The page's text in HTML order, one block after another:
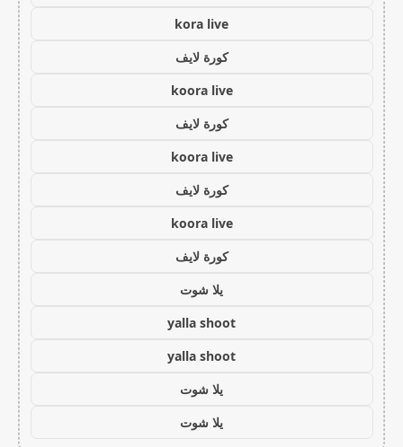
kora live
كورة لايف
koora live
كورة لايف
koora live
كورة لايف
koora live
كورة لايف
يلا شوت
yalla shoot
yalla shoot
يلا شوت
يلا شوت